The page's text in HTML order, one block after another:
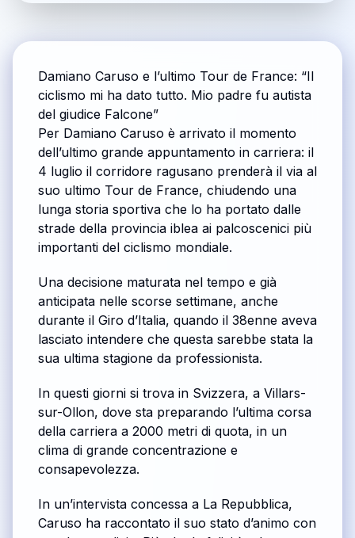
Damiano Caruso e l’ultimo Tour de France: “Il
ciclismo mi ha dato tutto. Mio padre fu autista
del giudice Falcone”
Per Damiano Caruso è arrivato il momento
dell’ultimo grande appuntamento in carriera: il
4 luglio il corridore ragusano prenderà il via al
suo ultimo Tour de France, chiudendo una
lunga storia sportiva che lo ha portato dalle
strade della provincia iblea ai palcoscenici più
importanti del ciclismo mondiale.
Una decisione maturata nel tempo e già
anticipata nelle scorse settimane, anche
durante il Giro d’Italia, quando il 38enne aveva
lasciato intendere che questa sarebbe stata la
sua ultima stagione da professionista.
In questi giorni si trova in Svizzera, a Villars-
sur-Ollon, dove sta preparando l’ultima corsa
della carriera a 2000 metri di quota, in un
clima di grande concentrazione e
consapevolezza.
In un’intervista concessa a La Repubblica,
Caruso ha raccontato il suo stato d’animo con